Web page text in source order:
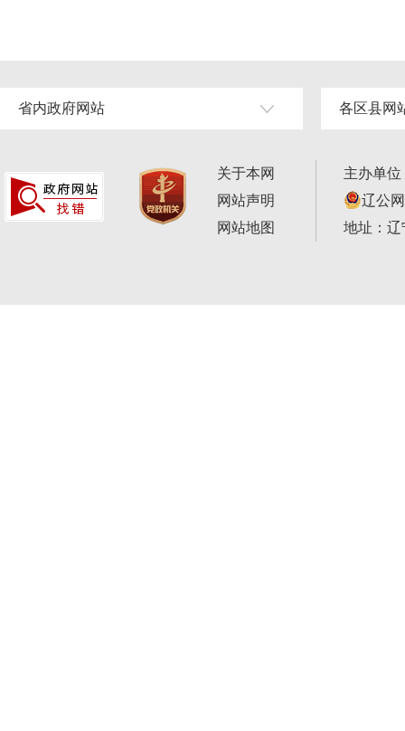
省内政府网站 各区县网
关于本网
网站声明
网站地图
主办单
辽公
地址：辽